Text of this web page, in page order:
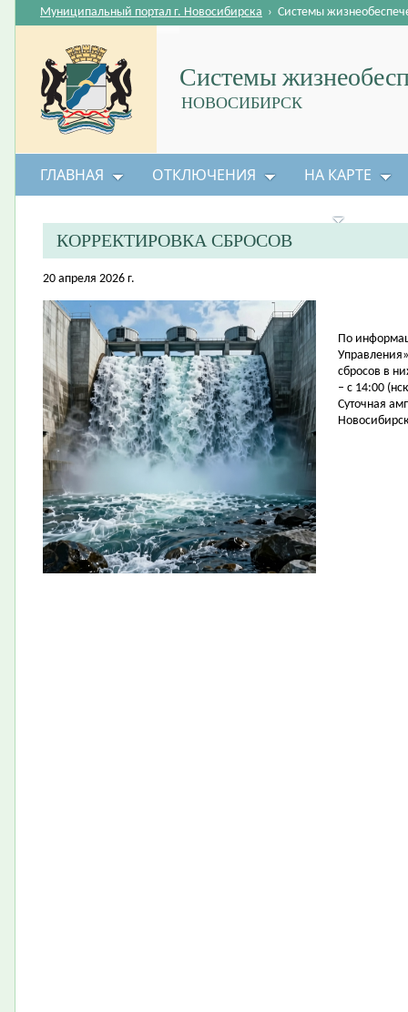
Системы
НОВОСИБИРСК
Муниципальный портал г. Новосибирска › Системы
ГЛАВНАЯ ОТКЛЮЧЕНИЯ НА КАРТЕ
КОРРЕКТИРОВКА СБРОСОВ
20 апреля 2026 г.
По
сбросов в
– с 14:00
Суточная